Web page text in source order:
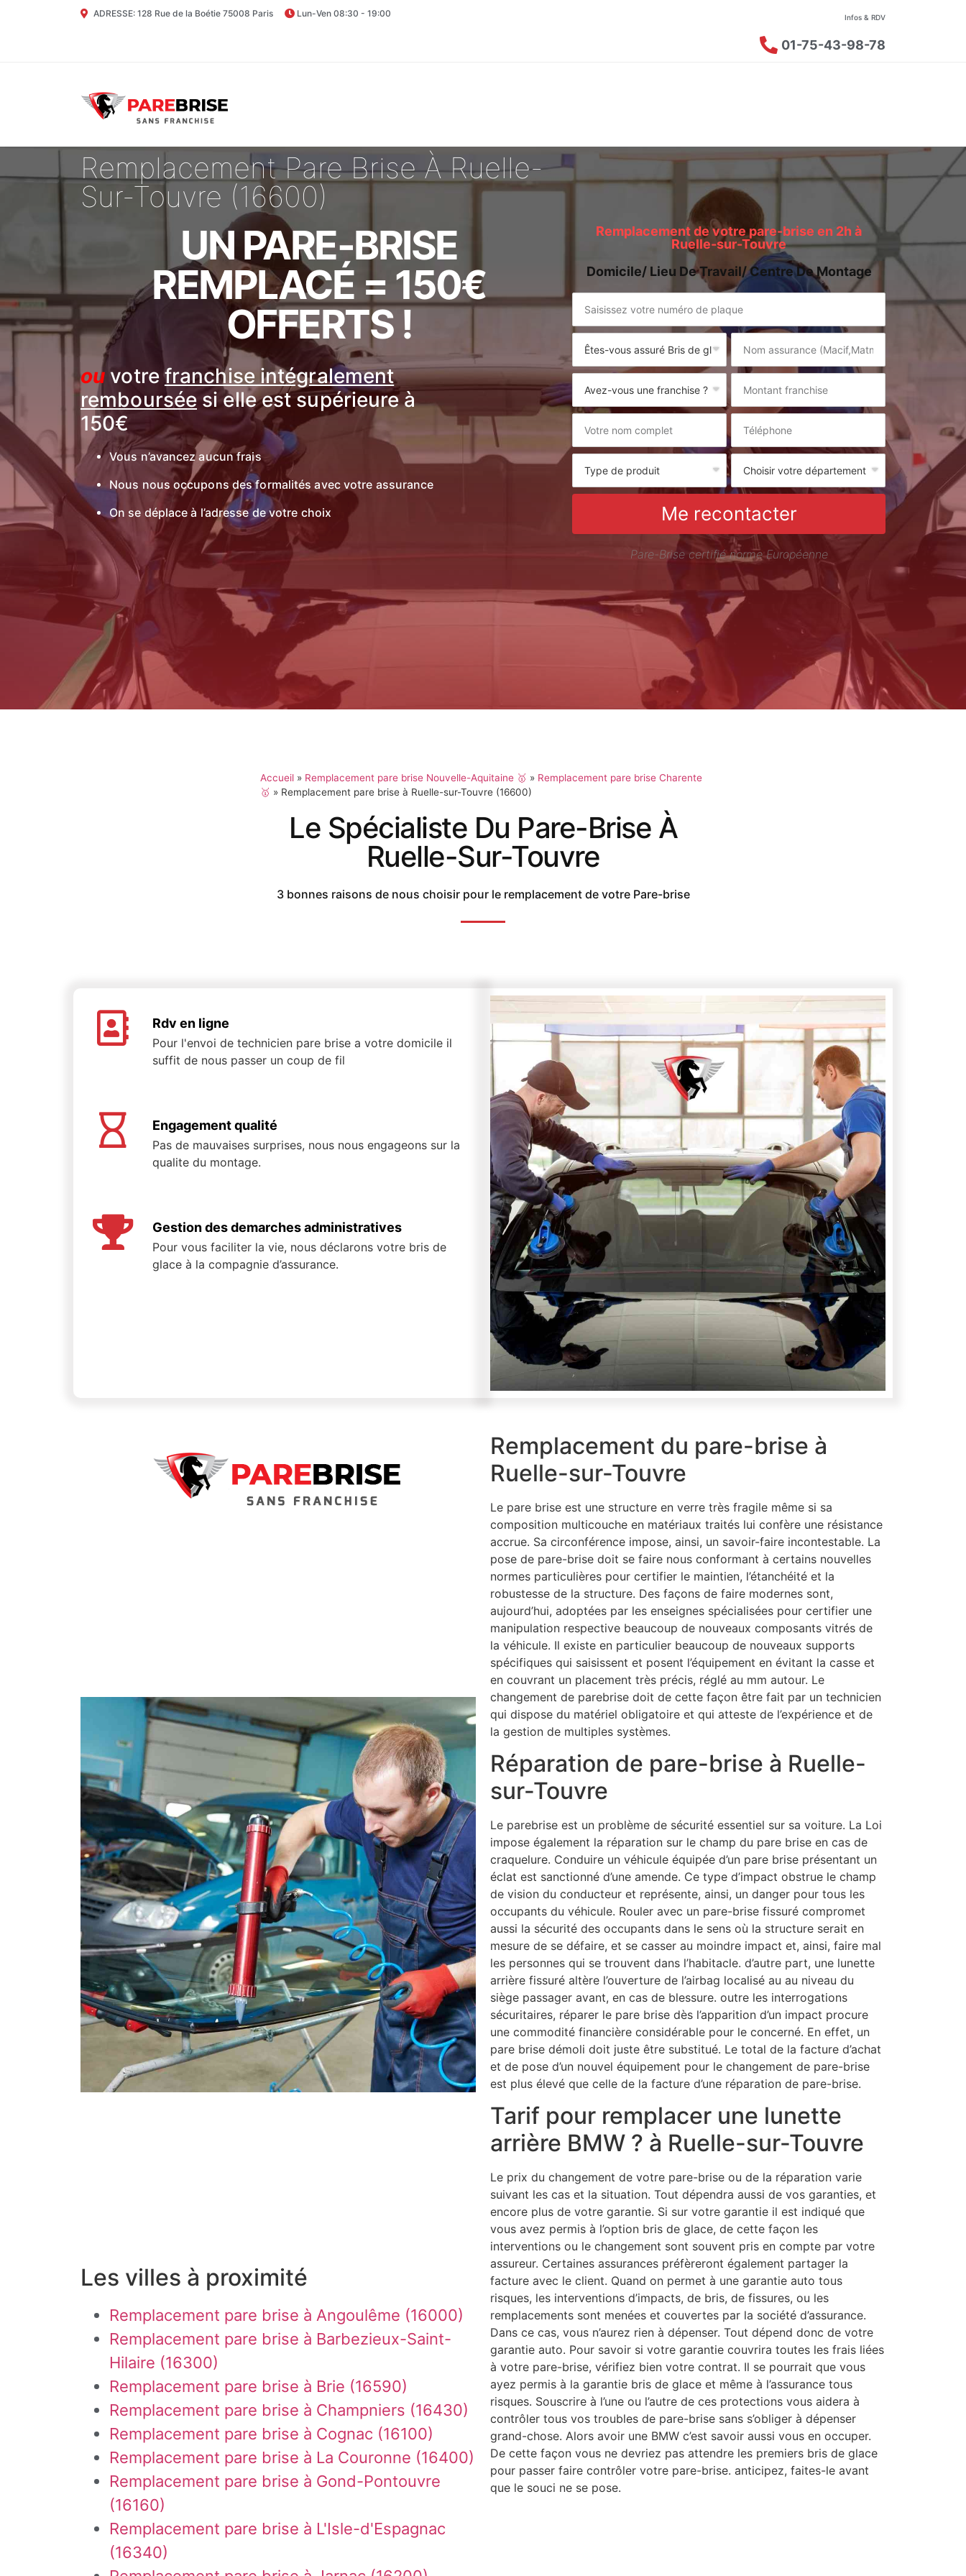
ADRESSE: 128 Rue de la Boétie 75008 Paris Lun-Ven 08:30 - 19:00 Infos & RDV
01-75-43-98-78
Remplacement Pare Brise À Ruelle-
Sur-Touvre (16600)
UN PARE-BRISE
REMPLACÉ = 150€
OFFERTS !
ou votrefranchise intégralement
remboursée si elle est supérieure à
150€
Vous n’avancez aucun frais
Nous nous occupons des formalités avec votre assurance
On se déplace à l’adresse de votre choix
Remplacement de votre pare-brise en 2h à
Ruelle-sur-Touvre
Domicile/ Lieu De Travail/ Centre De Montage
Me recontacter
Pare-Brise certifié norme Européenne
Accueil » Remplacement pare brise Nouvelle-Aquitaine 🥇 » Remplacement pare brise Charente
🥇 » Remplacement pare brise à Ruelle-sur-Touvre (16600)
Le Spécialiste Du Pare-Brise À
Ruelle-Sur-Touvre
3 bonnes raisons de nous choisir pour le remplacement de votre Pare-brise
Rdv en ligne
Pour l'envoi de technicien pare brise a votre domicile il
suffit de nous passer un coup de fil
Engagement qualité
Pas de mauvaises surprises, nous nous engageons sur la
qualite du montage.
Gestion des demarches administratives
Pour vous faciliter la vie, nous déclarons votre bris de
glace à la compagnie d’assurance.
Les villes à proximité
Remplacement pare brise à Angoulême (16000)
Remplacement pare brise à Barbezieux-Saint-
Hilaire (16300)
Remplacement pare brise à Brie (16590)
Remplacement pare brise à Champniers (16430)
Remplacement pare brise à Cognac (16100)
Remplacement pare brise à La Couronne (16400)
Remplacement pare brise à Gond-Pontouvre
(16160)
Remplacement pare brise à L'Isle-d'Espagnac
(16340)
Remplacement du pare-brise à
Ruelle-sur-Touvre
Le pare brise est une structure en verre très fragile même si sa
composition multicouche en matériaux traités lui confère une résistance
accrue. Sa circonférence impose, ainsi, un savoir-faire incontestable. La
pose de pare-brise doit se faire nous conformant à certains nouvelles
normes particulières pour certifier le maintien, l’étanchéité et la
robustesse de la structure. Des façons de faire modernes sont,
aujourd’hui, adoptées par les enseignes spécialisées pour certifier une
manipulation respective beaucoup de nouveaux composants vitrés de
la véhicule. Il existe en particulier beaucoup de nouveaux supports
spécifiques qui saisissent et posent l’équipement en évitant la casse et
en couvrant un placement très précis, réglé au mm autour. Le
changement de parebrise doit de cette façon être fait par un technicien
qui dispose du matériel obligatoire et qui atteste de l’expérience et de
la gestion de multiples systèmes.
Réparation de pare-brise à Ruelle-
sur-Touvre
Le parebrise est un problème de sécurité essentiel sur sa voiture. La Loi
impose également la réparation sur le champ du pare brise en cas de
craquelure. Conduire un véhicule équipée d’un pare brise présentant un
éclat est sanctionné d’une amende. Ce type d’impact obstrue le champ
de vision du conducteur et représente, ainsi, un danger pour tous les
occupants du véhicule. Rouler avec un pare-brise fissuré compromet
aussi la sécurité des occupants dans le sens où la structure serait en
mesure de se défaire, et se casser au moindre impact et, ainsi, faire mal
les personnes qui se trouvent dans l’habitacle. d’autre part, une lunette
arrière fissuré altère l’ouverture de l’airbag localisé au au niveau du
siège passager avant, en cas de blessure. outre les interrogations
sécuritaires, réparer le pare brise dès l’apparition d’un impact procure
une commodité financière considérable pour le concerné. En effet, un
pare brise démoli doit juste être substitué. Le total de la facture d’achat
et de pose d’un nouvel équipement pour le changement de pare-brise
est plus élevé que celle de la facture d’une réparation de pare-brise.
Tarif pour remplacer une lunette
arrière BMW ? à Ruelle-sur-Touvre
Le prix du changement de votre pare-brise ou de la réparation varie
suivant les cas et la situation. Tout dépendra aussi de vos garanties, et
encore plus de votre garantie. Si sur votre garantie il est indiqué que
vous avez permis à l’option bris de glace, de cette façon les
interventions ou le changement sont souvent pris en compte par votre
assureur. Certaines assurances préfèreront également partager la
facture avec le client. Quand on permet à une garantie auto tous
risques, les interventions d’impacts, de bris, de fissures, ou les
remplacements sont menées et couvertes par la société d’assurance.
Dans ce cas, vous n’aurez rien à dépenser. Tout dépend donc de votre
garantie auto. Pour savoir si votre garantie couvrira toutes les frais liées
à votre pare-brise, vérifiez bien votre contrat. Il se pourrait que vous
ayez permis à la garantie bris de glace et même à l’assurance tous
risques. Souscrire à l’une ou l’autre de ces protections vous aidera à
contrôler tous vos troubles de pare-brise sans s’obliger à dépenser
grand-chose. Alors avoir une BMW c’est savoir aussi vous en occuper.
De cette façon vous ne devriez pas attendre les premiers bris de glace
pour passer faire contrôler votre pare-brise. anticipez, faites-le avant
que le souci ne se pose.